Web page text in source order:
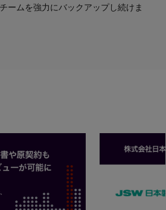
ームを強力にバックアップし続けま